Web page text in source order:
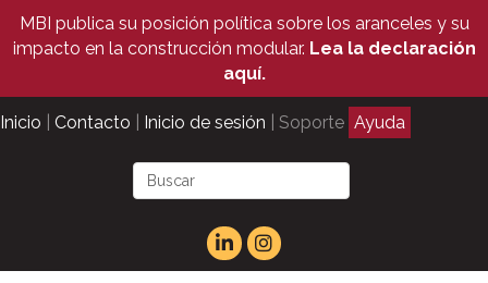
MBI publica su posición política sobre los aranceles y su
impacto en la construcción modular. Lea la declaración
aquí.
Inicio Contacto Inicio de sesión | Soporte Ayuda